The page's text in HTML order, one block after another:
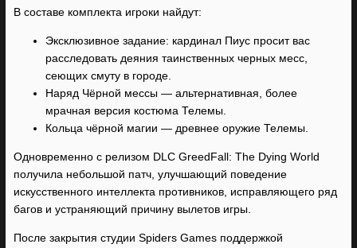
В составе комплекта игроки найдут:
Эксклюзивное задание: кардинал Пиус просит вас
расследовать деяния таинственных черных месс,
сеющих смуту в городе.
Наряд Чёрной мессы — альтернативная, более
мрачная версия костюма Телемы.
Кольца чёрной магии — древнее оружие Телемы.
Одновременно с релизом DLC GreedFall: The Dying World
получила небольшой патч, улучшающий поведение
искусственного интеллекта противников, исправляющего ряд
багов и устраняющий причину вылетов игры.
После закрытия студии Spiders Games поддержкой